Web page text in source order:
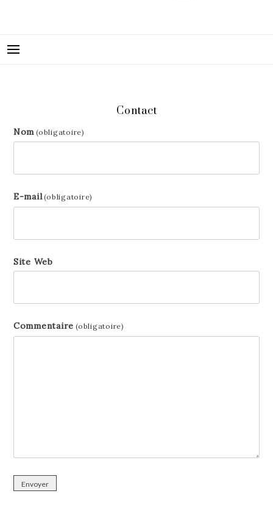
Contact
Nom (obligatoire)
E-mail(obligatoire)
Site Web
Commentaire (obligatoire)
Envoyer